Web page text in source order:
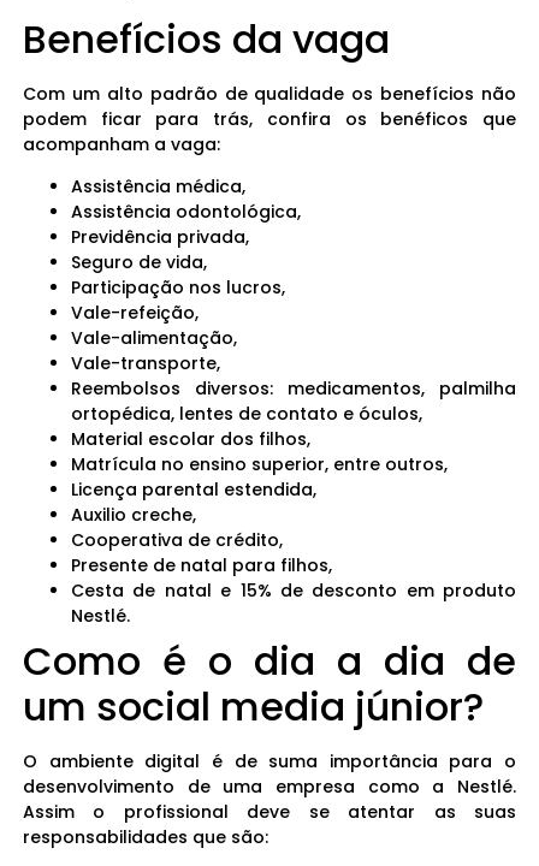
Benefícios da vaga
Com um alto padrão de qualidade os benefícios não
podem ficar para trás, confira os benéficos que
acompanham a vaga:
Assistência médica,
Assistência odontológica,
Previdência privada,
Seguro de vida,
Participação nos lucros,
Vale-refeição,
Vale-alimentação,
Vale-transporte,
Reembolsos diversos: medicamentos, palmilha
ortopédica, lentes de contato e óculos,
Material escolar dos filhos,
Matrícula no ensino superior, entre outros,
Licença parental estendida,
Auxilio creche,
Cooperativa de crédito,
Presente de natal para filhos,
Cesta de natal e 15% de desconto em produto
Nestlé.
Como é o dia a dia de
um social media júnior?
O ambiente digital é de suma importância para o
desenvolvimento de uma empresa como a Nestlé.
Assim o profissional deve se atentar as suas
responsabilidades que são: